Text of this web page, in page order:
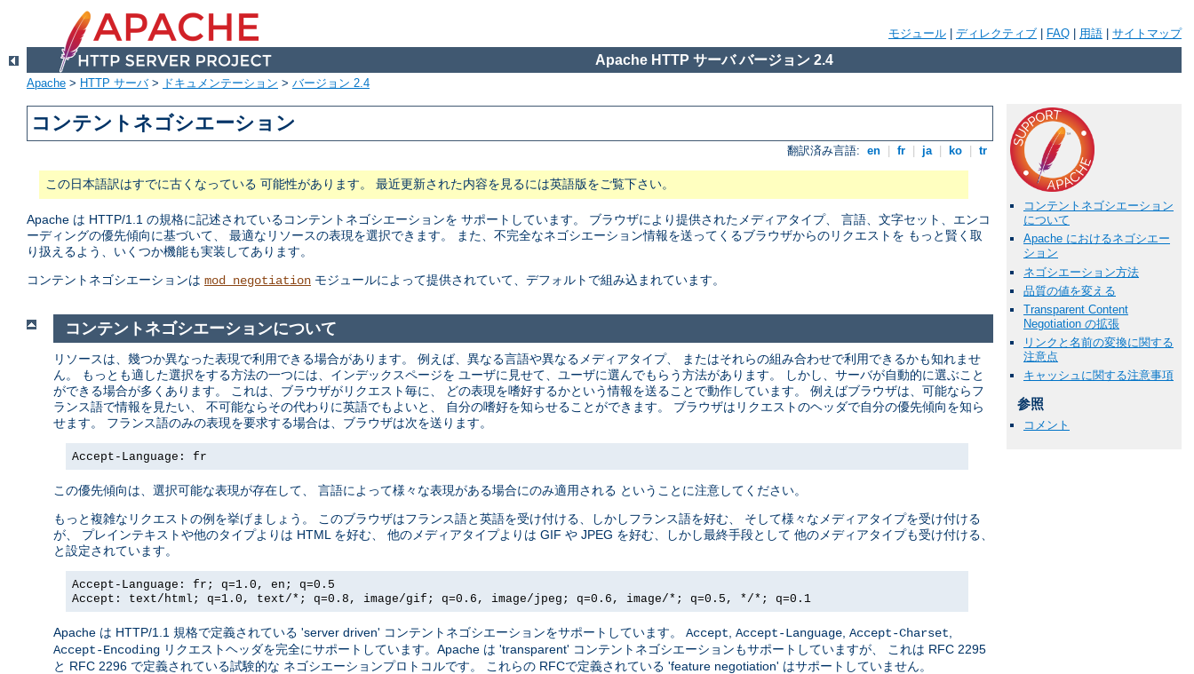
モジュール ディレクティブ FAQ 用語 サイトマップ
Apache HTTP サーバ バージョン 2.4
Apache > HTTP サーバ> ドキュメンテーション > バージョン 2.4
コンテントネゴシエーション
翻訳済み言語: en fr ja ko tr
この日本語訳はすでに古くなっている 可能性があります。 最近更新された内容を見るには英語版をご覧下さい。
Apache は HTTP/1.1 の規格に記述されているコンテントネゴシエーションを サポートしています。 ブラウザにより提供されたメディアタイプ、 言語、文字セット、エンコ
ーディングの優先傾向に基づいて、 最適なリソースの表現を選択できます。 また、不完全なネゴシエーション情報を送ってくるブラウザからのリクエストを もっと賢く取
り扱えるよう、いくつか機能も実装してあります。
コンテントネゴシエーションは mod_negotiation モジュールによって提供されていて、デフォルトで組み込まれています。
コンテントネゴシエーション
について
Apache におけるネゴシエー
ション
ネゴシエーション方法
品質の値を変える
Transparent Content
Negotiation の拡張
リンクと名前の変換に関する
注意点
キャッシュに関する注意事項
参照
コメント
コンテントネゴシエーションについて
リソースは、幾つか異なった表現で利用できる場合があります。 例えば、異なる言語や異なるメディアタイプ、 またはそれらの組み合わせで利用できるかも知れませ
ん。 もっとも適した選択をする方法の一つには、インデックスページを ユーザに見せて、ユーザに選んでもらう方法があります。 しかし、サーバが自動的に選ぶこと
ができる場合が多くあります。 これは、ブラウザがリクエスト毎に、 どの表現を嗜好するかという情報を送ることで動作しています。 例えばブラウザは、可能ならフ
ランス語で情報を見たい、 不可能ならその代わりに英語でもよいと、 自分の嗜好を知らせることができます。 ブラウザはリクエストのヘッダで自分の優先傾向を知ら
せます。 フランス語のみの表現を要求する場合は、ブラウザは次を送ります。
Accept-Language: fr
この優先傾向は、選択可能な表現が存在して、 言語によって様々な表現がある場合にのみ適用される ということに注意してください。
もっと複雑なリクエストの例を挙げましょう。 このブラウザはフランス語と英語を受け付ける、しかしフランス語を好む、 そして様々なメディアタイプを受け付ける
が、 プレインテキストや他のタイプよりは HTML を好む、 他のメディアタイプよりは GIF や JPEG を好む、しかし最終手段として 他のメディアタイプも受け付ける、
と設定されています。
Accept-Language: fr; q=1.0, en; q=0.5
Accept: text/html; q=1.0, text/*; q=0.8, image/gif; q=0.6, image/jpeg; q=0.6, image/*; q=0.5, */*; q=0.1
Apache は HTTP/1.1 規格で定義されている 'server driven' コンテントネゴシエーションをサポートしています。 Accept Accept-Language Accept-Charset
Accept-Encoding リクエストヘッダを完全にサポートしています。Apache は 'transparent' コンテントネゴシエーションもサポートしていますが、 これは RFC 2295
と RFC 2296 で定義されている試験的な ネゴシエーションプロトコルです。 これらの RFCで定義されている 'feature negotiation' はサポートしていません。